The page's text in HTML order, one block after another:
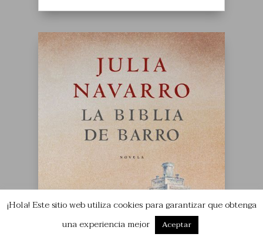
¡Hola! Este sitio web utiliza cookies para garantizar que obtenga
una experiencia mejor
Aceptar